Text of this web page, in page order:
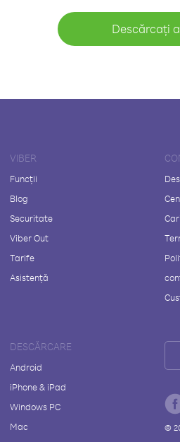
Descărcați
VIBER
Funcții
Blog
Securitate
Viber Out
Tarife
Asistență
DESCĂRCARE
Android
iPhone & iPad
Windows PC
Mac
©